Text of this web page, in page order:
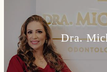
Dra.